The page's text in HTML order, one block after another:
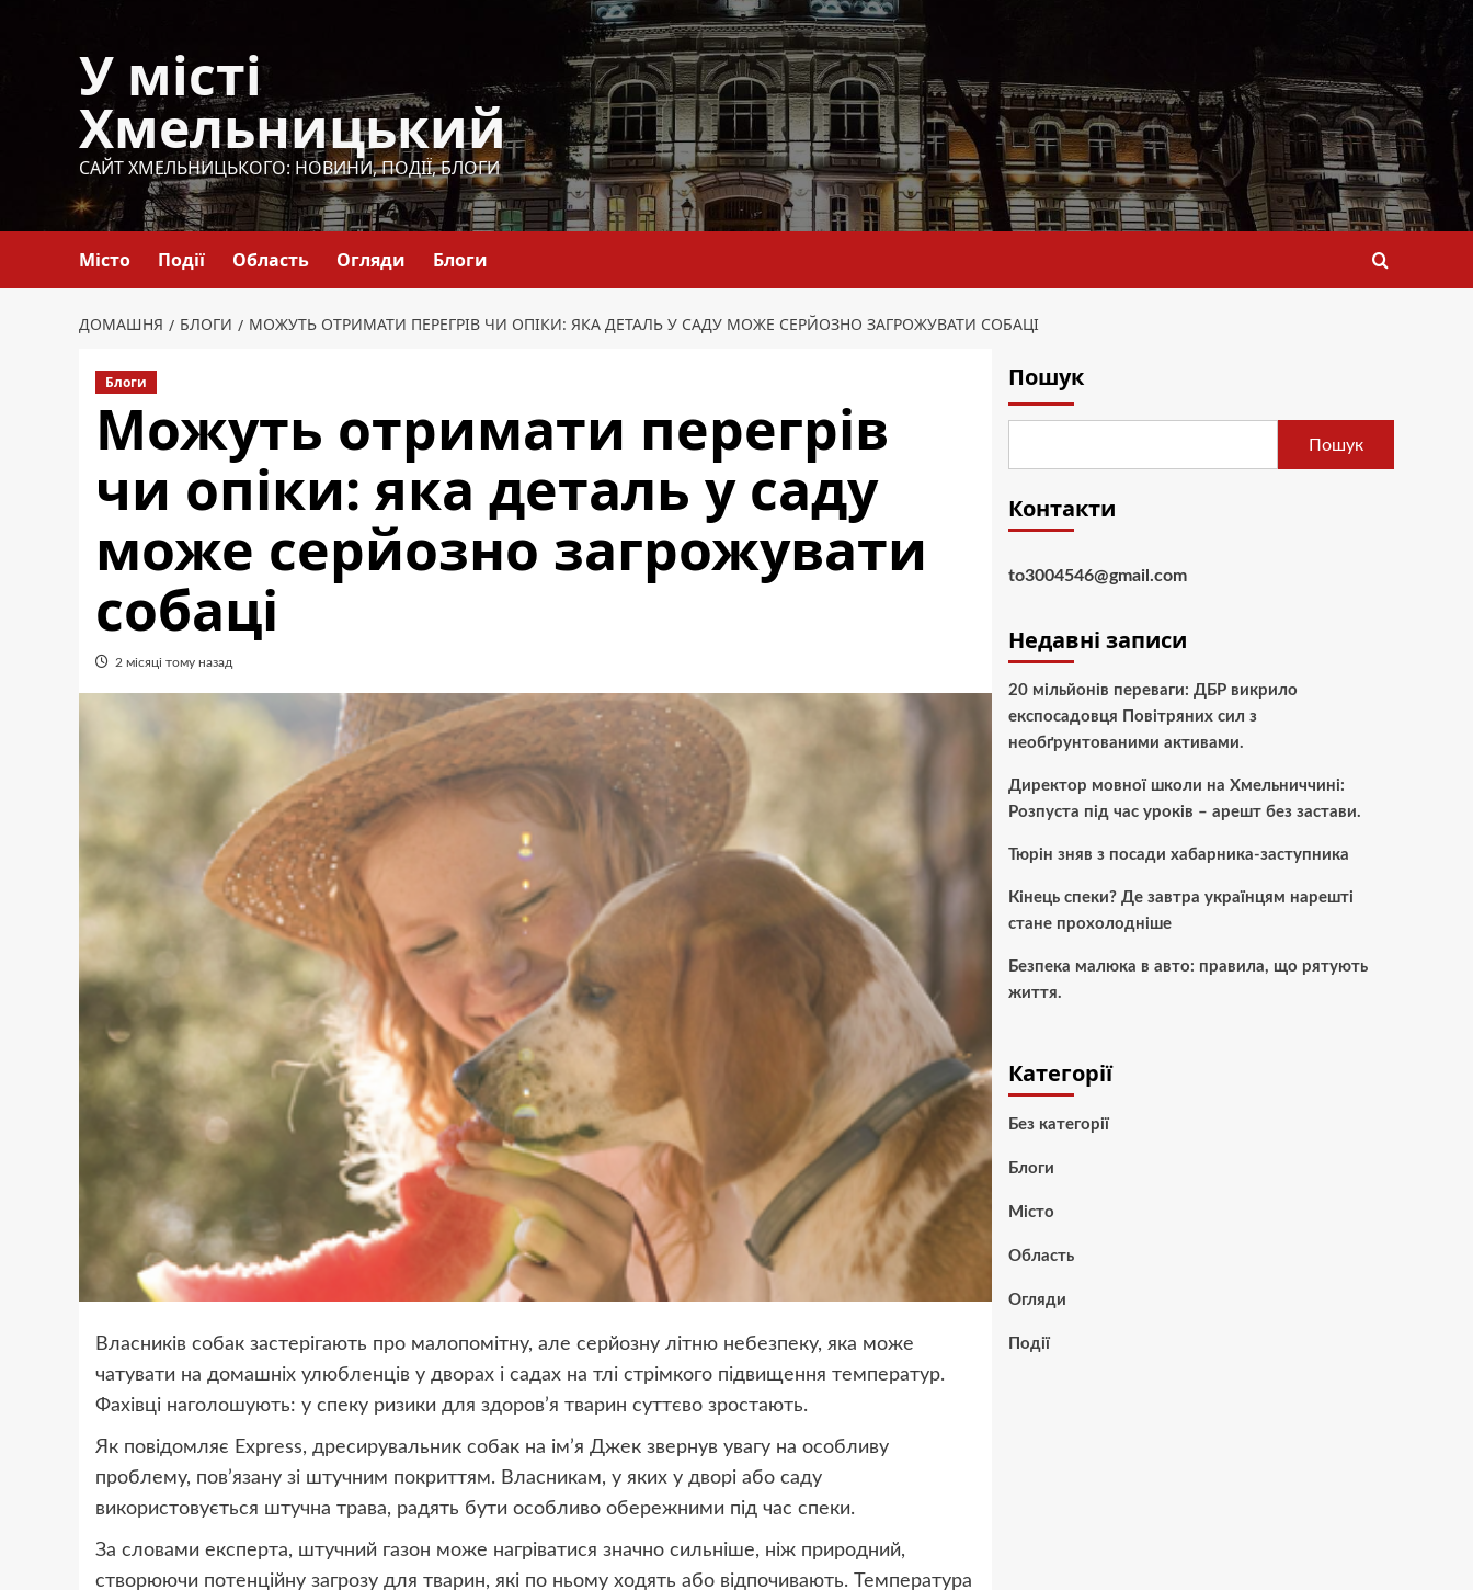
У місті
Хмельницький
САЙТ ХМЕЛЬНИЦЬКОГО: НОВИНИ, ПОДІЇ, БЛОГИ
Місто Події Область Огляди Блоги
ДОМАШНЯ БЛОГИ МОЖУТЬ ОТРИМАТИ ПЕРЕГРІВ ЧИ ОПІКИ: ЯКА ДЕТАЛЬ У САДУ МОЖЕ СЕРЙОЗНО ЗАГРОЖУВАТИ СОБАЦІ
Блоги
Можуть отримати перегрів
чи опіки: яка деталь у саду
може серйозно загрожувати
собаці
2 місяці тому назад
Власників собак застерігають про малопомітну, але серйозну літню небезпеку, яка може
чатувати на домашніх улюбленців у дворах і садах на тлі стрімкого підвищення температур.
Фахівці наголошують: у спеку ризики для здоров’я тварин суттєво зростають.
Як повідомляє Express, дресирувальник собак на ім’я Джек звернув увагу на особливу
проблему, пов’язану зі штучним покриттям. Власникам, у яких у дворі або саду
використовується штучна трава, радять бути особливо обережними під час спеки.
За словами експерта, штучний газон може нагріватися значно сильніше, ніж природний,
створюючи потенційну загрозу для тварин, які по ньому ходять або відпочивають. Температура
Пошук
Пошук
Контакти
to3004546@gmail.com
Недавні записи
20 мільйонів переваги: ДБР викрило
експосадовця Повітряних сил з
необґрунтованими активами.
Директор мовної школи на Хмельниччині:
Розпуста під час уроків – арешт без застави.
Тюрін зняв з посади хабарника-заступника
Кінець спеки? Де завтра українцям нарешті
стане прохолодніше
Безпека малюка в авто: правила, що рятують
життя.
Категорії
Без категорії
Блоги
Місто
Область
Огляди
Події